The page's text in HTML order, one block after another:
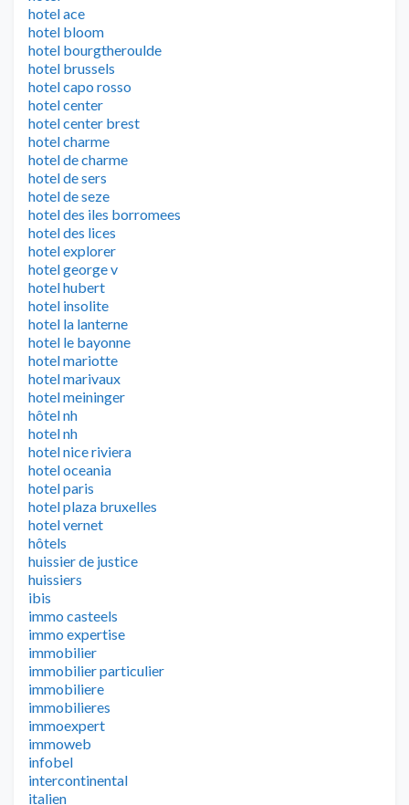
hotel ace
hotel bloom
hotel bourgtheroulde
hotel brussels
hotel capo rosso
hotel center
hotel center brest
hotel charme
hotel de charme
hotel de sers
hotel de seze
hotel des iles borromees
hotel des lices
hotel explorer
hotel george v
hotel hubert
hotel insolite
hotel la lanterne
hotel le bayonne
hotel mariotte
hotel marivaux
hotel meininger
hôtel nh
hotel nh
hotel nice riviera
hotel oceania
hotel paris
hotel plaza bruxelles
hotel vernet
hôtels
huissier de justice
huissiers
ibis
immo casteels
immo expertise
immobilier
immobilier particulier
immobiliere
immobilieres
immoexpert
immoweb
infobel
intercontinental
italien